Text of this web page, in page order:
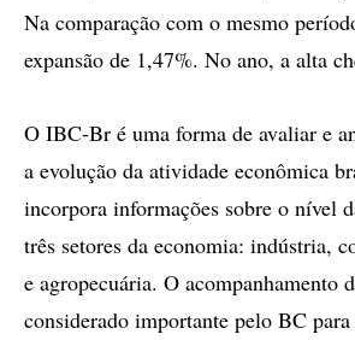
Na comparação com o mesmo
expansão de 1,47%. No ano, a alta
O IBC-Br é uma forma de avaliar e
a evolução da atividade econômica
incorpora informações sobre o nível
três setores da economia: indústria,
e agropecuária. O acompanhamento
considerado importante pelo BC